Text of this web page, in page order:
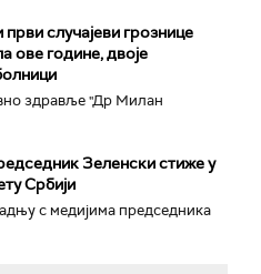
случајеви грознице
ове године, двоје
здравље "Др Милан
Зеленски стиже у
Србији
с медијима председника